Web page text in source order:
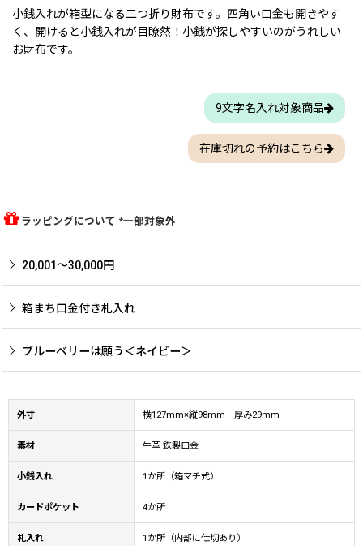
小銭入れが箱型になる二つ折り財布です。四角い口金も開きやす
く、開けると小銭入れが目瞭然！小銭が探しやすいのがうれしい
お財布です。
9文字名入れ対象商品
在庫切れの予約はこちら
ラッピングについて *一部対象外
20,001〜30,000円
箱まち口金付き札入れ
ブルーベリーは願う＜ネイビー＞
外寸 横127mm×縦98mm 厚み29mm
素材 牛革 鉄製口金
小銭入れ 1か所（箱マチ式）
カードポケット 4か所
札入れ 1か所（内部に仕切あり）